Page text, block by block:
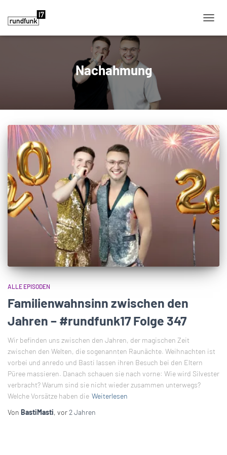
Nachahmung
ALLE EPISODEN
Familienwahnsinn zwischen den
Jahren – #rundfunk17 Folge 347
Wir befinden uns zwischen den Jahren, der magischen Zeit
zwischen den Welten, die sogenannten Raunächte. Weihnachten ist
vorbei und anredo und Basti lassen ihren Besuch bei den Eltern
Püree massieren. Danach schauen sie nach vorne: Wie wird Silvester
verbracht? Warum sind sie nicht wieder zusammen unterwegs?
Welche Vorsätze haben die Weiterlesen
Von BastiMasti, vor 2 Jahren